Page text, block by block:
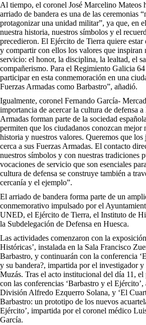
Al tiempo, el coronel José Marcelino Mateos
arriado de bandera es una de las ceremonias
protagonizar una unidad militar”, ya que, en
nuestra historia, nuestros símbolos y el
precedieron. El Ejército de Tierra quiere estar
y compartir con ellos los valores que inspiran
servicio: el honor, la disciplina, la lealtad, el
compañerismo. Para el Regimiento Galicia
participar en esta conmemoración en una
Fuerzas Armadas como Barbastro”, añadió.
Igualmente, coronel Fernando García-
importancia de acercar la cultura de defensa a
Armadas forman parte de la sociedad
permiten que los ciudadanos conozcan mejor
historia y nuestros valores. Queremos que los
cerca a sus Fuerzas Armadas. El contacto
nuestros símbolos y con nuestras tradiciones
vocaciones de servicio que son esenciales
cultura de defensa se construye también a
cercanía y el ejemplo”.
El arriado de bandera forma parte de un
conmemorativo impulsado por el
UNED, el Ejército de Tierra, el Instituto de
la Subdelegación de Defensa en Huesca.
Las actividades comenzaron con la
Históricas’, instalada en la Sala Francisco
Barbastro, y continuarán con la conferencia
y su bandera?, impartida por el investigador
Muzás. Tras el acto institucional del día 11, el
con las conferencias ‘Barbastro y el
División Alfredo Ezquerro Solana, y ‘El
Barbastro: un prototipo de los nuevos
Ejército’, impartida por el coronel médico
García.